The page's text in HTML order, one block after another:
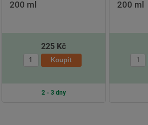
200 ml
225 Kč
2 - 3 dny
200 ml